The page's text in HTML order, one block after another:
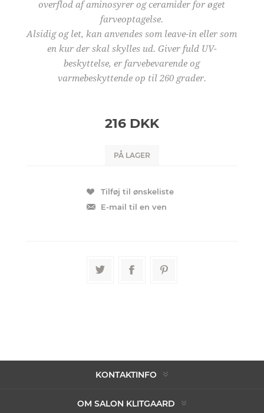
overflod af aminosyrer og ceramider for øget
farveoptagelse.
Alsidig og let, kan anvendes som leave-in eller som
en kur der skal skylles ud. Giver fuld UV-
beskyttelse, er farvebevarende og
varmebeskyttende op til 260 grader.
216 DKK
PÅ LAGER
KONTAKTINFO
OM SALON KLITGAARD